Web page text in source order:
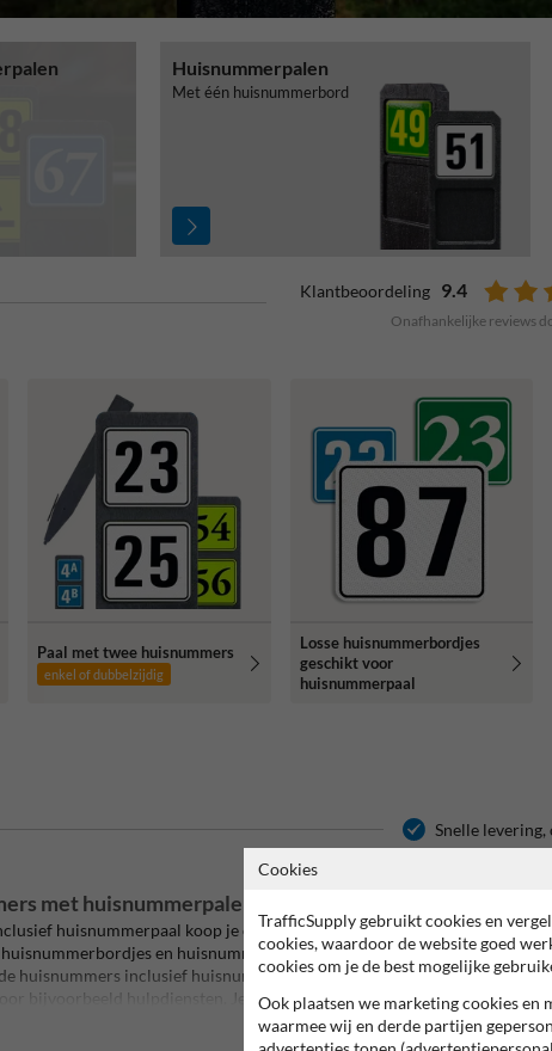
Huisnummerpalen
Met één huisnummerbord
Klantbeoordeling 9.4
Onafhankelijke reviews
Paal met twee huisnummers
enkel of dubbelzijdig
Losse huisnummerbordjes
geschikt voor
huisnummerpaal
Snelle
met huisnummerpalen koop je bij Huisnummerpaal.nl!
huisnummerpaal koop je op Huisnummerpaal.nl, dé specialist
en huisnummerpalen. Ontwerp eenvoudig je
huisnummers inclusief huisnummerpaal welke bij donker of slecht
bijvoorbeeld hulpdiensten. Je kunt onze huisnummerpalen ook
met andere bordjes, zoals verboden voor honden of pas op voor
worden volledig conform NEN en CE normen
Cookies
TrafficSupply gebruikt cookies en
cookies, waardoor de website goed
cookies om je de best mogelijke
Ook plaatsen we marketing cookies
waarmee wij en derde partijen